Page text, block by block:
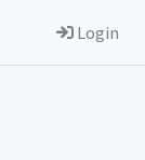
Login